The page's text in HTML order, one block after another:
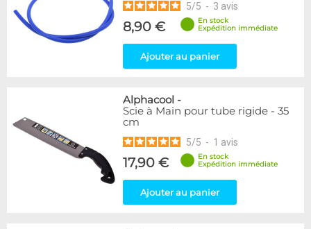
5/5 - 3 avis
8,90 €
En stock
Expédition immédiate
Ajouter au panier
Alphacool -
Scie à Main pour tube rigide - 35
cm
5/5 - 1 avis
17,90 €
En stock
Expédition immédiate
Ajouter au panier